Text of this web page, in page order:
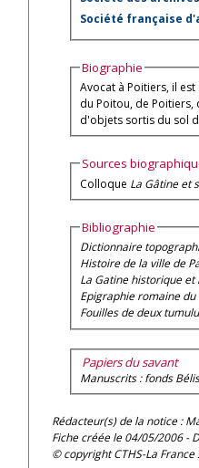
Société française
Biographie
Avocat à Poitiers, il est
du Poitou, de Poitiers,
d'objets sortis du sol
Sources
Colloque La Gâtine et
Bibliographie
Dictionnaire
Histoire de la ville de
La Gatine historique
Epigraphie romaine du
Fouilles de deux
Papiers du savant
Manuscrits : fonds
Rédacteur(s) de la notice :
Fiche créée le 04/05/2006 -
© copyright CTHS-La France